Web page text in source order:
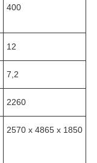
400
12
7,2
2260
2570 х 4865 х 1850